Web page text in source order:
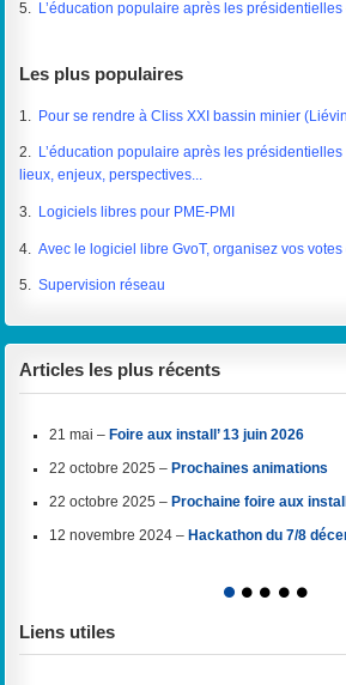
5. L’éducation populaire après les
Les plus populaires
1. Pour se rendre à Cliss XXI bassin minier
2.
L’éducation populaire après les
lieux, enjeux, perspectives...
3. Logiciels libres pour PME-PMI
4.Avec le logiciel libre GvoT, organisez vos votes
5.Supervision réseau
Articles les plus récents
21 mai – Foire aux install’ 13 juin 2026
22 octobre 2025 – Prochaines animations
22 octobre 2025 – Prochaine foire aux
12 novembre 2024 – Hackathon du 7/8
1 2 3 4 5
Liens utiles